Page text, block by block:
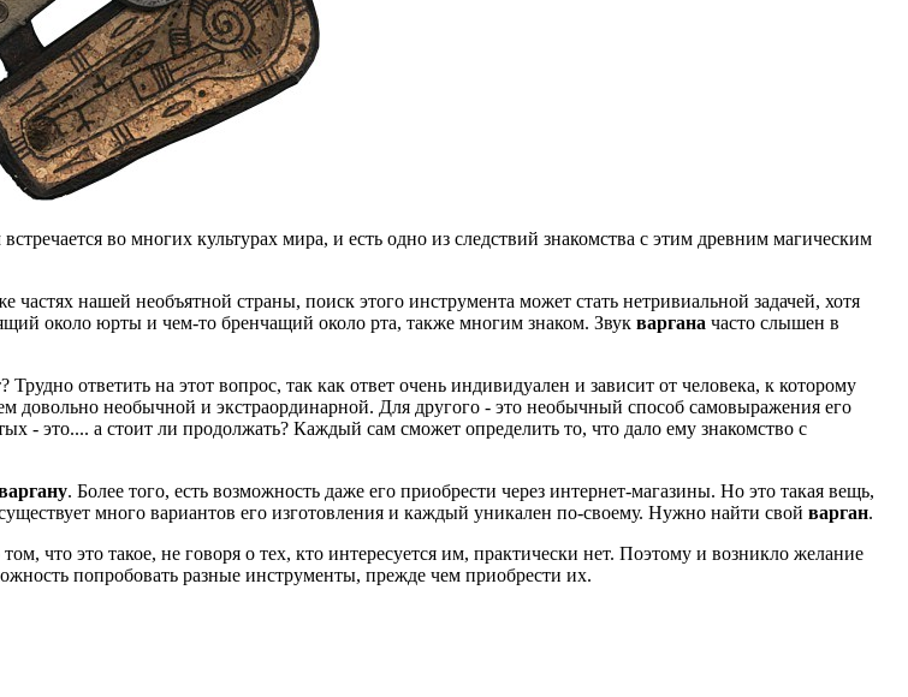
во многих культурах мира, и есть одно из следствий знакомства с этим древним магическим
нашей необъятной страны, поиск этого инструмента может стать нетривиальной задачей, хотя
около юрты и чем-то бренчащий около рта, также многим знаком. Звук варгана часто слышен в
ответить на этот вопрос, так как ответ очень индивидуален и зависит от человека, к которому
довольно необычной и экстраординарной. Для другого - это необычный способ самовыражения его
- это.... а стоит ли продолжать? Каждый сам сможет определить то, что дало ему знакомство с
. Более того, есть возможность даже его приобрести через интернет-магазины. Но это такая вещь,
много вариантов его изготовления и каждый уникален по-своему. Нужно найти свой варган.
что это такое, не говоря о тех, кто интересуется им, практически нет. Поэтому и возникло желание
попробовать разные инструменты, прежде чем приобрести их.